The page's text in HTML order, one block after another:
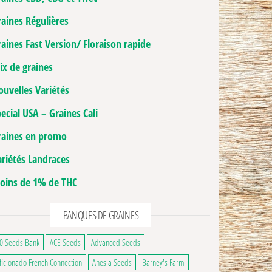
du produit
peuvent être choisies sur la page du produit
à 90,00€
Régulières
Fast Version/ Floraison rapide
de graines
Variétés
USA – Graines Cali
en promo
Landraces
de 1% de THC
BANQUES DE GRAINES
Seeds Bank ACE Seeds
Advanced Seeds
French Connection
Anesia Seeds
Barney's Farm